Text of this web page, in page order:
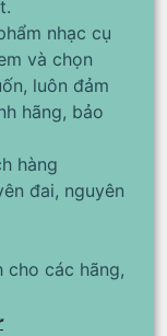
nhạc cụ
và chọn
luôn đảm
hãng, bảo
hàng
đai, nguyên
cho các hãng,